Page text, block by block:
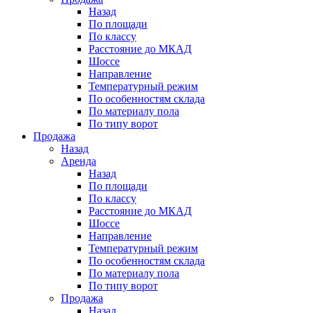
Назад
По площади
По классу
Расстояние до МКАД
Шоссе
Направление
Температурный режим
По особенностям склада
По материалу пола
По типу ворот
Продажа
Назад
Аренда
Назад
По площади
По классу
Расстояние до МКАД
Шоссе
Направление
Температурный режим
По особенностям склада
По материалу пола
По типу ворот
Продажа
Назад